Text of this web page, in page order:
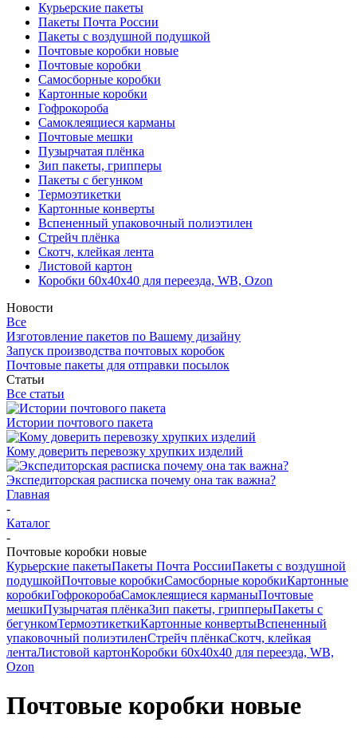
Курьерские пакеты
Пакеты Почта России
Пакеты с воздушной подушкой
Почтовые коробки новые
Почтовые коробки
Самосборные коробки
Картонные коробки
Гофрокороба
Самоклеящиеся карманы
Почтовые мешки
Пузырчатая плёнка
Зип пакеты, грипперы
Пакеты с бегунком
Термоэтикетки
Картонные конверты
Вспененный упаковочный полиэтилен
Стрейч плёнка
Скотч, клейкая лента
Листовой картон
Коробки 60х40х40 для переезда, WB, Ozon
Новости
Все
Изготовление пакетов по Вашему дизайну
Запуск производства почтовых коробок
Почтовые пакеты для отправки посылок
Статьи
Все статьи
Истории почтового пакета
Кому доверить перевозку хрупких изделий
Экспедиторская расписка почему она так важна?
Главная
-
Каталог
-
Почтовые коробки новые
Курьерские пакетыПакеты Почта РоссииПакеты с воздушной
подушкойПочтовые коробкиСамосборные коробкиКартонные
коробкиГофрокоробаСамоклеящиеся карманыПочтовые
мешкиПузырчатая плёнкаЗип пакеты, грипперыПакеты с
бегункомТермоэтикеткиКартонные конвертыВспененный
упаковочный полиэтиленСтрейч плёнкаСкотч, клейкая
лентаЛистовой картонКоробки 60х40х40 для переезда, WB,
Ozon
Почтовые коробки новые